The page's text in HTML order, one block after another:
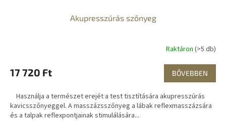
Akupresszúrás szőnyeg
Raktáron (>5 db)
17 720 Ft BŐVEBBEN
Használja a természet erejét a test tisztítására akupresszúrás
kavicsszőnyeggel. A masszázsszőnyeg a lábak reflexmasszázsára
és a talpak reflexpontjainak stimulálására...